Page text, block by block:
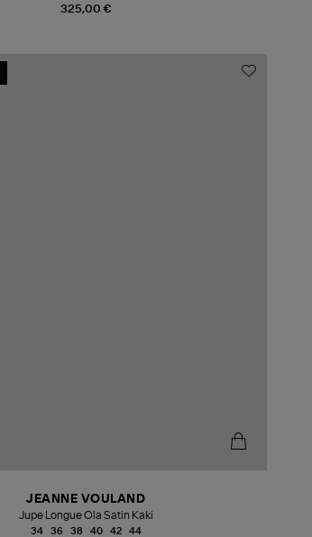
325,00 €
JEANNE VOULAND
Jupe Longue Ola Satin Kaki
34 36 38 40 42 44